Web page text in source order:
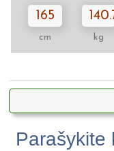
165
cm kg
Parašykite